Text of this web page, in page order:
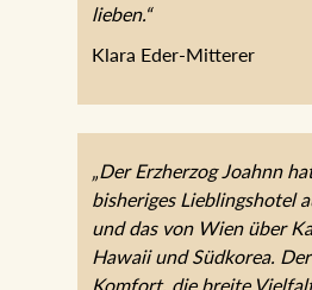
lieben.“
Klara Eder-Mitterer
„Der Erzherzog Joahnn
bisheriges Lieblingshotel
und das von Wien über
Hawaii und Südkorea.
Komfort, die breite